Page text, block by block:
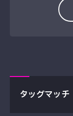
タッグマッチ